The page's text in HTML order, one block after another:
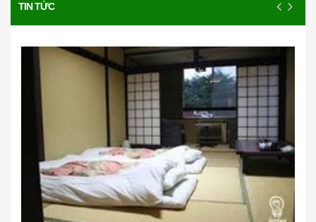
TIN TỨC